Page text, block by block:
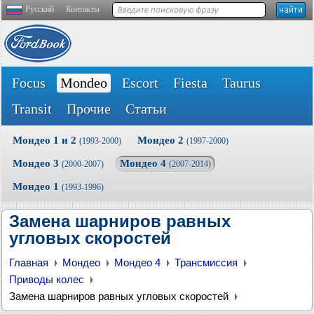
Русский Контакты
Focus Mondeo Escort Fiesta
Taurus
Transit
Прочие Статьи
Мондео 1 и 2 (1993-2000) Мондео 2 (1997-2000)
Мондео 3 (2000-2007) Мондео 4 (2007-2014)
Мондео 1 (1993-1996)
Замена шарниров равных
угловых скоростей
Главная Мондео Мондео 4
Трансмиссия
Приводы колес
Замена шарниров равных угловых скоростей